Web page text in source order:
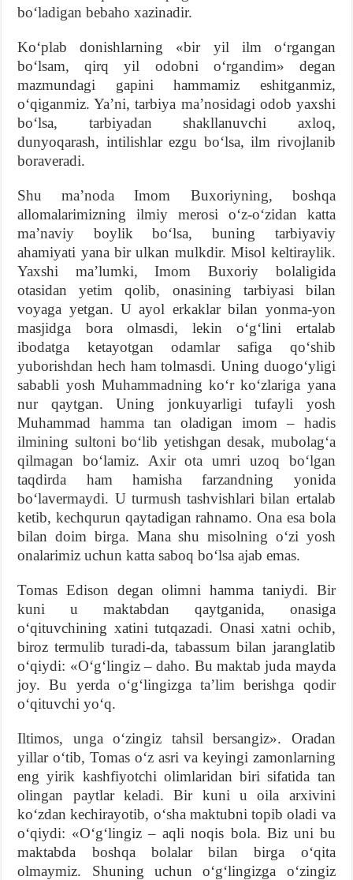
boʻladigan bebaho xazinadir.
Koʻplab donishlarning «bir yil ilm oʻrgangan
boʻlsam, qirq yil odobni oʻrgandim» degan
mazmundagi gapini hammamiz eshitganmiz,
oʻqiganmiz. Yaʼni, tarbiya maʼnosidagi odob yaxshi
boʻlsa, tarbiyadan shakllanuvchi axloq,
dunyoqarash, intilishlar ezgu boʻlsa, ilm rivojlanib
boraveradi.
Shu maʼnoda Imom Buxoriyning, boshqa
allomalarimizning ilmiy merosi oʻz-oʻzidan katta
maʼnaviy boylik boʻlsa, buning tarbiyaviy
ahamiyati yana bir ulkan mulkdir. Misol keltiraylik.
Yaxshi maʼlumki, Imom Buxoriy bolaligida
otasidan yetim qolib, onasining tarbiyasi bilan
voyaga yetgan. U ayol erkaklar bilan yonma-yon
masjidga bora olmasdi, lekin oʻgʻlini ertalab
ibodatga ketayotgan odamlar safiga qoʻshib
yuborishdan hech ham tolmasdi. Uning duogoʻyligi
sababli yosh Muhammadning koʻr koʻzlariga yana
nur qaytgan. Uning jonkuyarligi tufayli yosh
Muhammad hamma tan oladigan imom – hadis
ilmining sultoni boʻlib yetishgan desak, mubolagʻa
qilmagan boʻlamiz. Axir ota umri uzoq boʻlgan
taqdirda ham hamisha farzandning yonida
boʻlavermaydi. U turmush tashvishlari bilan ertalab
ketib, kechqurun qaytadigan rahnamo. Ona esa bola
bilan doim birga. Mana shu misolning oʻzi yosh
onalarimiz uchun katta saboq boʻlsa ajab emas.
Tomas Edison degan olimni hamma taniydi. Bir
kuni u maktabdan qaytganida, onasiga
oʻqituvchining xatini tutqazadi. Onasi xatni ochib,
biroz termulib turadi-da, tabassum bilan jaranglatib
oʻqiydi: «Oʻgʻlingiz – daho. Bu maktab juda mayda
joy. Bu yerda oʻgʻlingizga taʼlim berishga qodir
oʻqituvchi yoʻq.
Iltimos, unga oʻzingiz tahsil bersangiz». Oradan
yillar oʻtib, Tomas oʻz asri va keyingi zamonlarning
eng yirik kashfiyotchi olimlaridan biri sifatida tan
olingan paytlar keladi. Bir kuni u oila arxivini
koʻzdan kechirayotib, oʻsha maktubni topib oladi va
oʻqiydi: «Oʻgʻlingiz – aqli noqis bola. Biz uni bu
maktabda boshqa bolalar bilan birga oʻqita
olmaymiz. Shuning uchun oʻgʻlingizga oʻzingiz